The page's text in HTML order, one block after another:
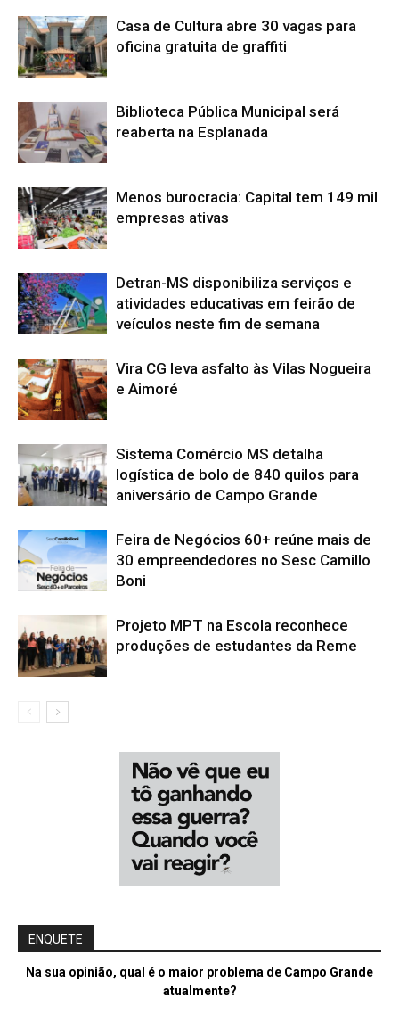
Casa de Cultura abre 30 vagas para
oficina gratuita de graffiti
Biblioteca Pública Municipal será
reaberta na Esplanada
Menos burocracia: Capital tem 149 mil
empresas ativas
Detran-MS disponibiliza serviços e
atividades educativas em feirão de
veículos neste fim de semana
Vira CG leva asfalto às Vilas Nogueira
e Aimoré
Sistema Comércio MS detalha
logística de bolo de 840 quilos para
aniversário de Campo Grande
Feira de Negócios 60+ reúne mais de
30 empreendedores no Sesc Camillo
Boni
Projeto MPT na Escola reconhece
produções de estudantes da Reme
ENQUETE
Na sua opinião, qual é o maior problema de Campo Grande
atualmente?